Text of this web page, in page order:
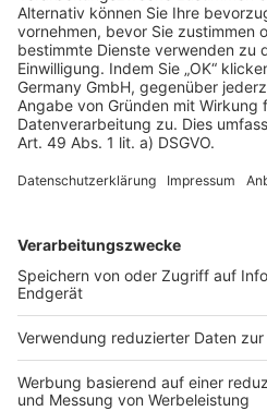
Rechtliches
AGB-Übersicht
Datenschutz
Impressum
Services
Bauprojekt-Quiz
Häuser-Suche
Hausanbieter-Suche
Bauprojekt-Profil